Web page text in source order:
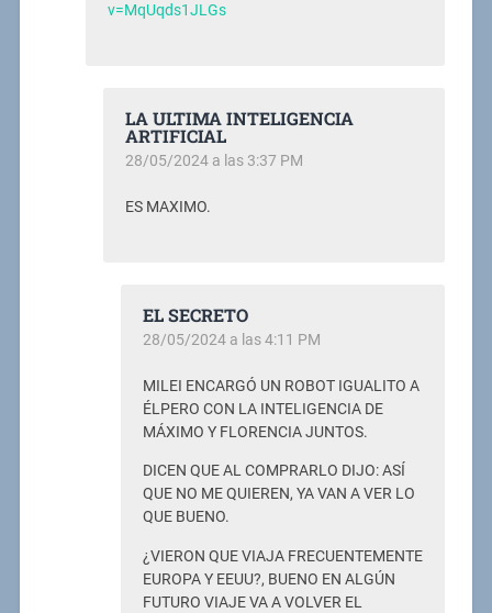
v=MqUqds1JLGs
LA ULTIMA INTELIGENCIA
ARTIFICIAL
28/05/2024 a las 3:37 PM
ES MAXIMO.
EL SECRETO
28/05/2024 a las 4:11 PM
MILEI ENCARGÓ UN ROBOT IGUALITO A
ÉLPERO CON LA INTELIGENCIA DE
MÁXIMO Y FLORENCIA JUNTOS.
DICEN QUE AL COMPRARLO DIJO: ASÍ
QUE NO ME QUIEREN, YA VAN A VER LO
QUE BUENO.
¿VIERON QUE VIAJA FRECUENTEMENTE
EUROPA Y EEUU?, BUENO EN ALGÚN
FUTURO VIAJE VA A VOLVER EL